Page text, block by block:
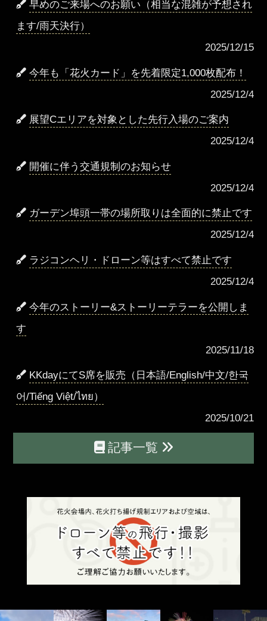
早めのご来場へのお願い（相当な混雑が予想され
ます/雨天決行）
2025/12/15
今年も「花火カード」を先着限定1,000枚配布！
2025/12/4
展望Cエリアを対象とした先行入場のご案内
2025/12/4
開催に伴う交通規制のお知らせ
2025/12/4
ガーデン埠頭一帯の場所取りは全面的に禁止です
2025/12/4
ラジコンヘリ・ドローン等はすべて禁止です
2025/12/4
今年のストーリー&ストーリーテラーを公開しま
す
2025/11/18
KKdayにてS席を販売（日本語/English/中文/한국
어/Tiếng Việt/ไทย）
2025/10/21
記事一覧